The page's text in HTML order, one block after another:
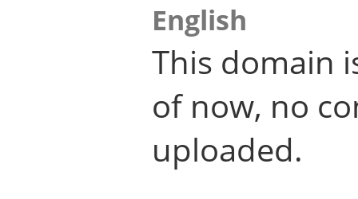
English
This domain
of now, no
uploaded.